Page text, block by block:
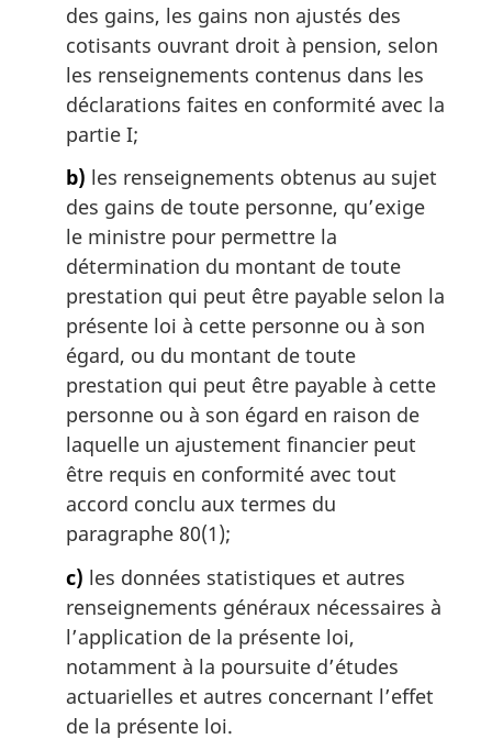
des gains, les gains non ajustés des
cotisants ouvrant droit à pension, selon
les renseignements contenus dans les
déclarations faites en conformité avec la
partie I;
b) les renseignements obtenus au sujet
des gains de toute personne, qu’exige
le ministre pour permettre la
détermination du montant de toute
prestation qui peut être payable selon la
présente loi à cette personne ou à son
égard, ou du montant de toute
prestation qui peut être payable à cette
personne ou à son égard en raison de
laquelle un ajustement financier peut
être requis en conformité avec tout
accord conclu aux termes du
paragraphe 80(1);
c) les données statistiques et autres
renseignements généraux nécessaires à
l’application de la présente loi,
notamment à la poursuite d’études
actuarielles et autres concernant l’effet
de la présente loi.